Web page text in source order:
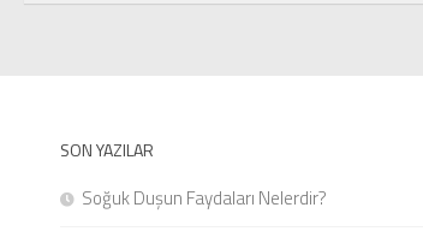
SON YAZILAR
Soğuk Duşun Faydaları Nelerdir?